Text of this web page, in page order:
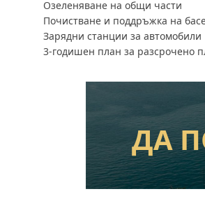
Озеленяване на общи части
Почистване и поддръжка на
Зарядни станции за автомобили
3-годишен план за разсрочено
ДА